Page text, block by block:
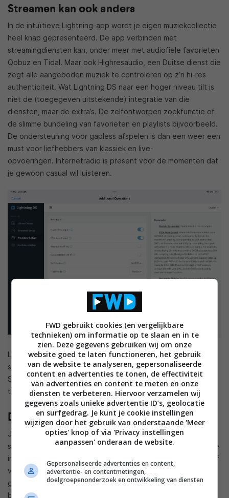
Streamen kan ook anders
In de intuïtieve Lightning-app wordt je eigen muziekcollectie
heel knap gepresenteerd. De app verbinden met
streamingdiensten kan, onder meer met audiofiele favorieten
Qobuz en Tidal. Maar ook Highresaudio, een Duitse dienst die
zegt alle aangeboden muziek te controleren op z’n hi-res
authenticiteit. Wat Lightning DS naar een hoger niveau tilt is
niet de (toegegeven uitstekende) integratie van die
diensten, maar de extra’s. De zelfontworpen zoekfunctie of
de slimme bundeling van favorieten en playlists bijvoorbeeld.
De ondersteuning voor gapless afspelen is dan een weer een
must voor liefhebbers van klassiek en live-
opvoeringen. Internetradio is present voor de momenten dat
je gewoon casual wil luisteren.
Los van de AURALiC-app zijn er nog een heel aantal
streamingopties, waaronder Roon, AirPlay, Tidal Connect, en
Spotify Connect. We hebben voornamelijk Roon gebruikt
tijdens het testen, wat probleemloos verliep.
De geheime saus
Je kunt de Aries G2.2 op een DAC aansluiten en zuiver als
streamer gebruiken. De echte meerwaarde komt echter als je
in het Processing-menu duikt. Deze spoor je op via de app of
via een webinterface (wat handig is voor Android-
gebruikers). Het is een van vier hoofdmenu’s die je zo kunt
bereiken; in de anderen kun je onder meer ongewenste
FWD gebruikt cookies (en vergelijkbare
technieken) om informatie op te slaan en in te
zien. Deze gegevens gebruiken wij om onze
website goed te laten functioneren, het gebruik
van de website te analyseren, gepersonaliseerde
content en advertenties te tonen, de effectiviteit
van advertenties en content te meten en onze
diensten te verbeteren. Hiervoor verzamelen wij
gegevens zoals unieke advertentie ID’s, geolocatie
en surfgedrag. Je kunt je cookie instellingen
wijzigen door het gebruik van onderstaande 'Meer
opties' knop of via 'Privacy instellingen
aanpassen' onderaan de website.
Gepersonaliseerde advertenties en content,
advertentie- en contentmetingen,
doelgroepenonderzoek en ontwikkeling van diensten